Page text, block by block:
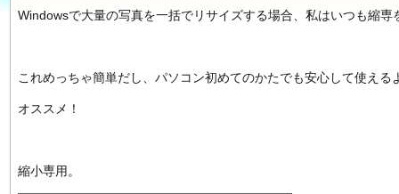
Windowsで大量の写真を一括でリサイズする場合、私はいつも縮専
これめっちゃ簡単だし、パソコン初めてのかたでも安心して使える
オススメ！
縮小専用。